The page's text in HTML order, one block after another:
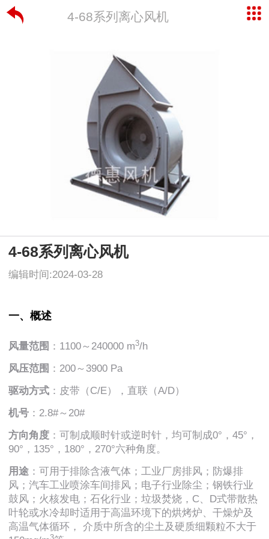
4-68系列离心风机
4-68系列离心风机
编辑时间:2024-03-28
一、概述
风量范围 ：1100～240000 m3/h
风压范围 ：200～3900 Pa
驱动方式 ：皮带（C/E），直联（A/D）
机号 ：2.8#～20#
方向角度 ：可制成顺时针或逆时针，均可制成0°，45°，
90°，135°，180°，270°六种角度。
用途 ：可用于排除含液气体；工业厂房排风；防爆排
风；汽车工业喷涂车间排风；电子行业除尘；钢铁行业
鼓风；火核发电；石化行业；垃圾焚烧，C、D式带散热
叶轮或水冷却时适用于高温环境下的烘烤炉、干燥炉及
高温气体循环， 介质中所含的尘土及硬质细颗粒不大于